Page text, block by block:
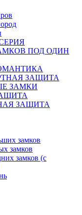
ПОД ОДИН
ЗАЩИТА
ЗАМКИ
ЗАЩИТА
замков
замков
замков (с